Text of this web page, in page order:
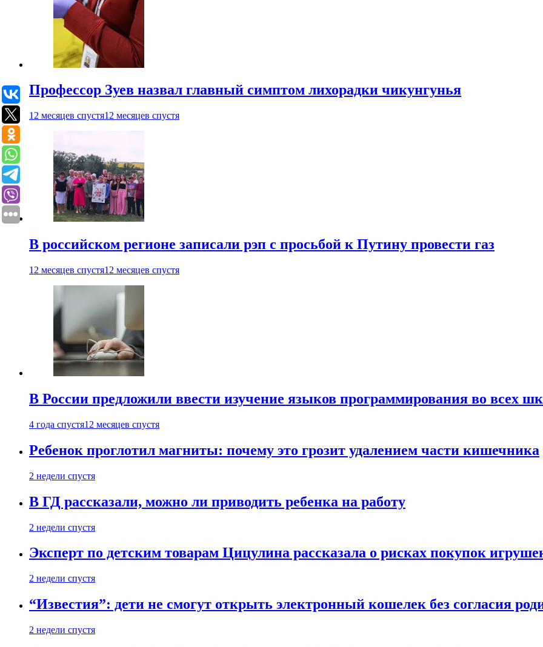
Профессор Зуев назвал главный симптом лихорадки чикунгунья
12 месяцев спустя12 месяцев спустя
В российском регионе записали рэп с просьбой к Путину провести газ
12 месяцев спустя12 месяцев спустя
В России предложили ввести изучение языков программирования во всех
4 года спустя12 месяцев спустя
Ребенок проглотил магниты: почему это грозит удалением части кишечника
2 недели спустя
В ГД рассказали, можно ли приводить ребенка на работу
2 недели спустя
Эксперт по детским товарам Цицулина рассказала о рисках покупок
2 недели спустя
“Известия”: дети не смогут открыть электронный кошелек без согласия
2 недели спустя